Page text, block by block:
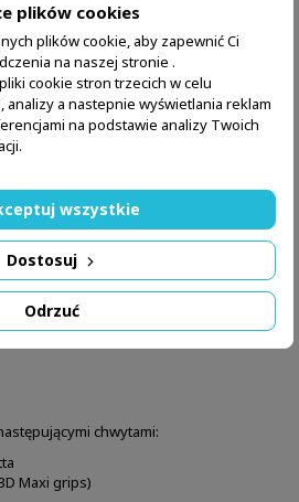
pistoletów Beretta 92x.
pistoletów Beretta:
chwytami:
Maxi grips)
plików cookies
plików cookie, aby zapewnić Ci
na naszej stronie .
cookie stron trzecich w celu
analizy a nastepnie wyświetlania reklam
na podstawie analizy Twoich
Odrzuć
Dostosuj
wszystkie